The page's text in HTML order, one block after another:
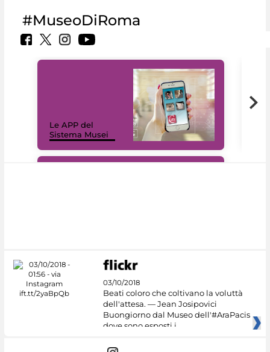
#MuseoDiRoma
Le APP del
Sistema Musei
03/10/2018
Beati coloro che coltivano la voluttà
dell'attesa. — Jean Josipovici
Buongiorno dal Museo dell'#AraPacis
dove sono esposti i